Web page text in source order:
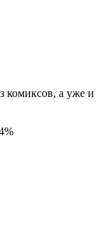
комиксов, а уже и